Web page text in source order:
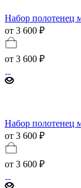
Набор полотенец
от 3 600 ₽
от 3 600 ₽
Набор полотенец
от 3 600 ₽
от 3 600 ₽